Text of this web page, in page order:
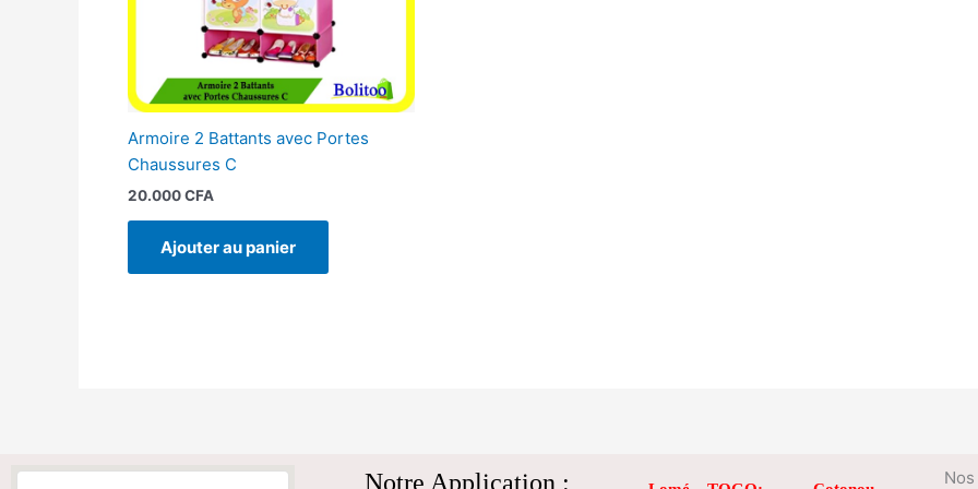
Armoire 2 Battants avec Portes
Chaussures C
20.000CFA
Ajouter au panier
Notre Application :